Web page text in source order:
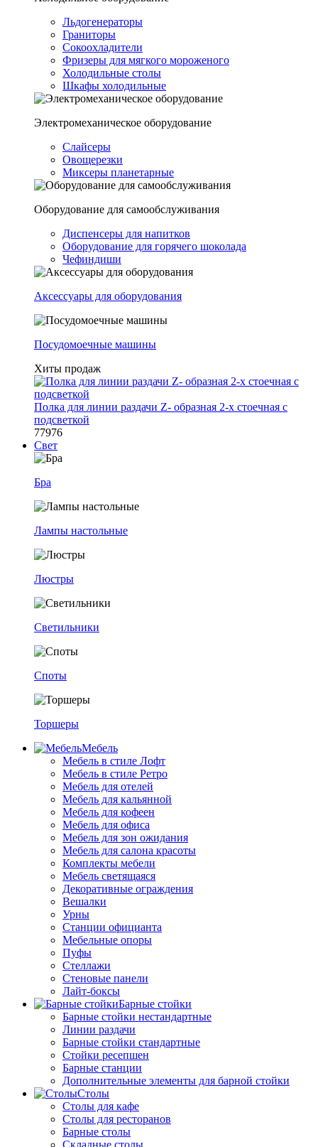
Льдогенераторы
Граниторы
Сокоохладители
Фризеры для мягкого мороженого
Холодильные столы
Шкафы холодильные
Электромеханическое оборудование
Слайсеры
Овощерезки
Миксеры планетарные
Оборудование для самообслуживания
Диспенсеры для напитков
Оборудование для горячего шоколада
Чефиндиши
Аксессуары для оборудования
Посудомоечные машины
Хиты продаж
Полка для линии раздачи Z- образная 2-х стоечная с
подсветкой
77976
Свет
Бра
Лампы настольные
Люстры
Светильники
Споты
Торшеры
Мебель
Мебель в стиле Лофт
Мебель в стиле Ретро
Мебель для отелей
Мебель для кальянной
Мебель для кофеен
Мебель для офиса
Мебель для зон ожидания
Мебель для салона красоты
Комплекты мебели
Мебель светящаяся
Декоративные ограждения
Вешалки
Урны
Станции официанта
Мебельные опоры
Пуфы
Стеллажи
Стеновые панели
Лайт-боксы
Барные стойки
Барные стойки нестандартные
Линии раздачи
Барные стойки стандартные
Стойки ресепшен
Барные станции
Дополнительные элементы для барной стойки
Столы
Столы для кафе
Столы для ресторанов
Барные столы
Складные столы